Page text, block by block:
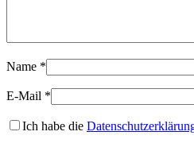
Name *
E-Mail *
Ich habe die